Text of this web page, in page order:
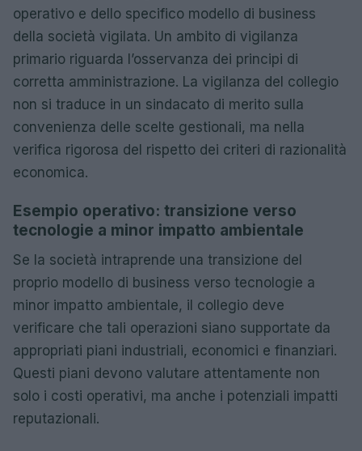
operativo e dello specifico modello di business
della società vigilata. Un ambito di vigilanza
primario riguarda l’osservanza dei principi di
corretta amministrazione. La vigilanza del collegio
non si traduce in un sindacato di merito sulla
convenienza delle scelte gestionali, ma nella
verifica rigorosa del rispetto dei criteri di razionalità
economica.
Esempio operativo: transizione verso
tecnologie a minor impatto ambientale
Se la società intraprende una transizione del
proprio modello di business verso tecnologie a
minor impatto ambientale, il collegio deve
verificare che tali operazioni siano supportate da
appropriati piani industriali, economici e finanziari.
Questi piani devono valutare attentamente non
solo i costi operativi, ma anche i potenziali impatti
reputazionali.